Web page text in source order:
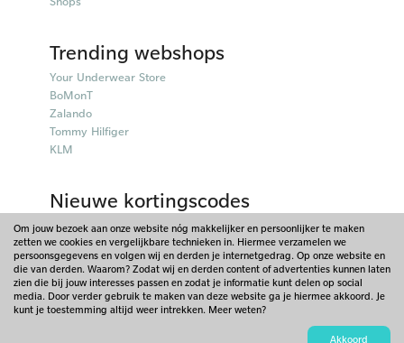
Trending webshops
Your Underwear Store
BoMonT
Zalando
Tommy Hilfiger
KLM
Nieuwe kortingscodes
50plusmobiel kortingscodes
Parfumado kortingscodes
Fitpen kortingscodes
Things I Like Things I Love kortingscodes
Briters kortingscodes
© 2026 - Mijnkortingscode - Nederland. Onderdeel van Scoupr.com
Om jouw bezoek aan onze website nóg makkelijker en persoonlijker te maken
zetten we cookies en vergelijkbare technieken in. Hiermee verzamelen we
persoonsgegevens en volgen wij en derden je internetgedrag. Op onze website en
die van derden. Waarom? Zodat wij en derden content of advertenties kunnen laten
zien die bij jouw interesses passen en zodat je informatie kunt delen op social
media. Door verder gebruik te maken van deze website ga je hiermee akkoord. Je
kunt je toestemming altijd weer intrekken. Meer weten?
Akkoord